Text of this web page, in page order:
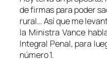
de firmas para poder
rural… Así que me
la Ministra Vance
Integral Penal, para
número 1.